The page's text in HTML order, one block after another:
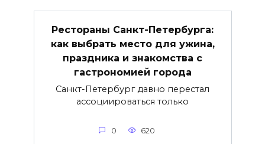
Рестораны Санкт-Петербурга:
как выбрать место для ужина,
праздника и знакомства с
гастрономией города
Санкт-Петербург давно перестал
ассоциироваться только
0 620